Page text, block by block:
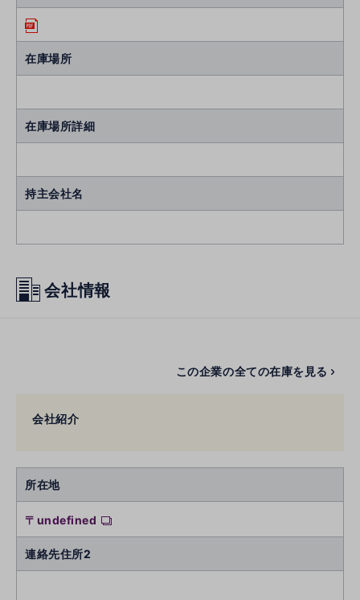
在庫場所
在庫場所詳細
持主会社名
会社情報
この企業の全ての在庫を見る
会社紹介
所在地
〒undefined
連絡先住所2